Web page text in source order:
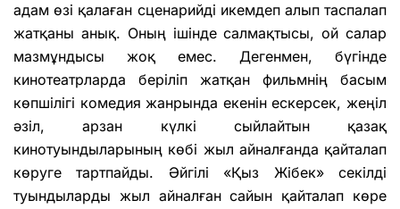
адам өзі қалаған сценарийді икемдеп алып таспалап
жатқаны анық. Оның ішінде салмақтысы, ой салар
мазмұндысы жоқ емес. Дегенмен, бүгінде
кинотеатрларда беріліп жатқан фильмнің басым
көпшілігі комедия жанрында екенін ескерсек, жеңіл
әзіл, арзан күлкі сыйлайтын қазақ
кинотуындыларының көбі жыл айналғанда қайталап
көруге тартпайды. Әйгілі «Қыз Жібек» секілді
туындыларды жыл айналған сайын қайталап көре